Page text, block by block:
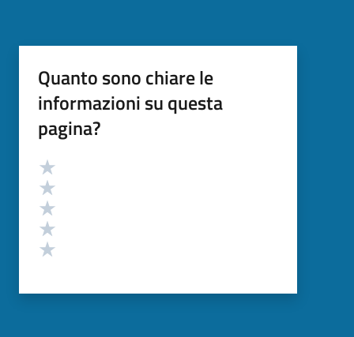
Quanto sono chiare le
informazioni su questa
pagina?
Valutazione